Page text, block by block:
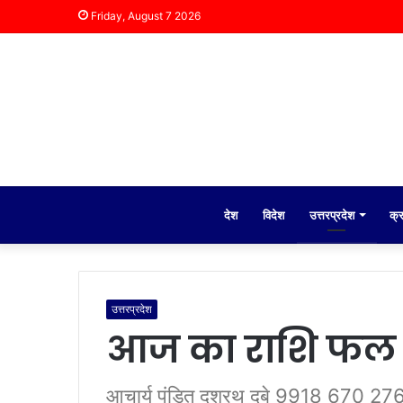
Friday, August 7 2026
देश विदेश उत्तरप्रदेश
उत्तरप्रदेश
आज का राशि फल
आचार्य पंडित दशरथ दुबे 9918 670 276